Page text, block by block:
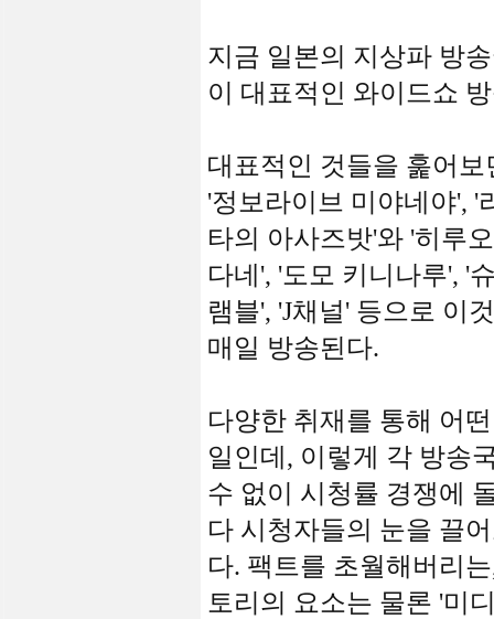
지금 일본의 지상파 방
이 대표적인 와이드쇼
대표적인 것들을 훑어
'정보라이브 미야네야', '
타의 아사즈밧'와 '히루
다네', '도모 키니나루', '
램블', 'J채널' 등으로 이
매일 방송된다.
다양한 취재를 통해 어
일인데, 이렇게 각 방송
수 없이 시청률 경쟁에
다 시청자들의 눈을 끌
다. 팩트를 초월해버리
토리의 요소는 물론 '미